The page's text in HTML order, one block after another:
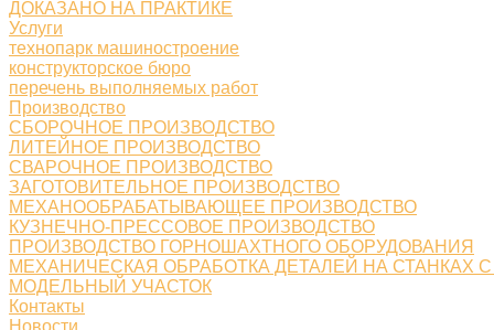
ДОКАЗАНО НА ПРАКТИКЕ
Услуги
технопарк машиностроение
конструкторское бюро
перечень выполняемых работ
Производство
СБОРОЧНОЕ ПРОИЗВОДСТВО
ЛИТЕЙНОЕ ПРОИЗВОДСТВО
СВАРОЧНОЕ ПРОИЗВОДСТВО
ЗАГОТОВИТЕЛЬНОЕ ПРОИЗВОДСТВО
МЕХАНООБРАБАТЫВАЮЩЕЕ ПРОИЗВОДСТВО
КУЗНЕЧНО-ПРЕССОВОЕ ПРОИЗВОДСТВО
ПРОИЗВОДСТВО ГОРНОШАХТНОГО ОБОРУДОВАНИЯ
МЕХАНИЧЕСКАЯ ОБРАБОТКА ДЕТАЛЕЙ НА СТАНКАХ
МОДЕЛЬНЫЙ УЧАСТОК
Контакты
Новости